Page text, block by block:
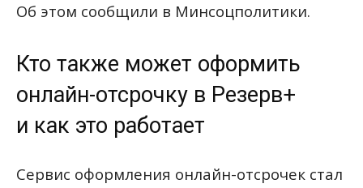
Об этом сообщили в Минсоцполитики.
Кто также может оформить
онлайн-отсрочку в Резерв+
и как это работает
Сервис оформления онлайн-отсрочек стал